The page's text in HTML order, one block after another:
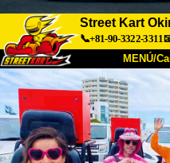
Street Kart
📞+81-90-3322-3311
MENÚ/
Acerca de
Acceso